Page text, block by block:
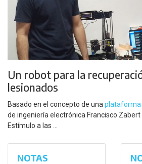
Un robot para la
lesionados
Basado en el concepto de una
de ingeniería electrónica Francisco Zabert
Estímulo a las ...
NOTAS